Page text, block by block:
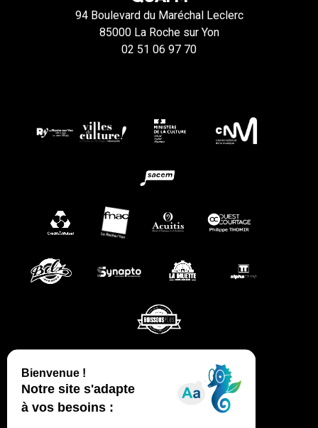
94 Boulevard du Maréchal Leclerc
85000 La Roche sur Yon
02 51 06 97 70